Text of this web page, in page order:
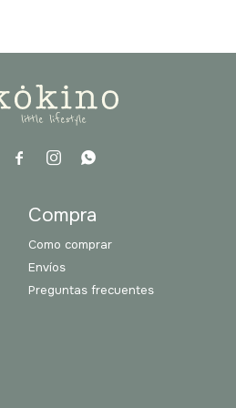
  
Compra
Como comprar
Envíos
Preguntas frecuentes